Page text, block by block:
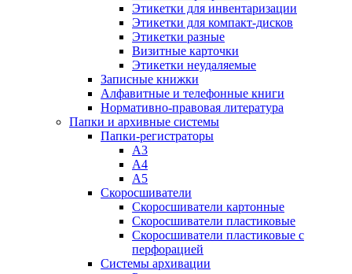
Этикетки для инвентаризации
Этикетки для компакт-дисков
Этикетки разные
Визитные карточки
Этикетки неудаляемые
Записные книжки
Алфавитные и телефонные книги
Нормативно-правовая литература
Папки и архивные системы
Папки-регистраторы
А3
А4
А5
Скоросшиватели
Скоросшиватели картонные
Скоросшиватели пластиковые
Скоросшиватели пластиковые с
перфорацией
Системы архивации